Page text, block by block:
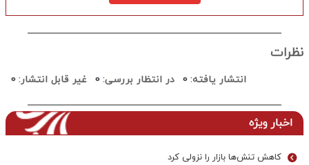
نظرات
انتشار یافته:0 در انتظار بررسی:0 غیر قابل انتشار:0
اخبار ویژه
کاهش تنش‌ها بازار را نزولی کرد